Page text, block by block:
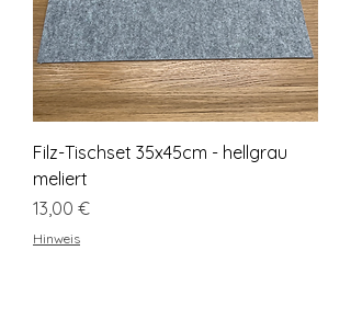
Filz-Tischset 35x45cm - hellgrau
meliert
Preis
13,00 €
Hinweis